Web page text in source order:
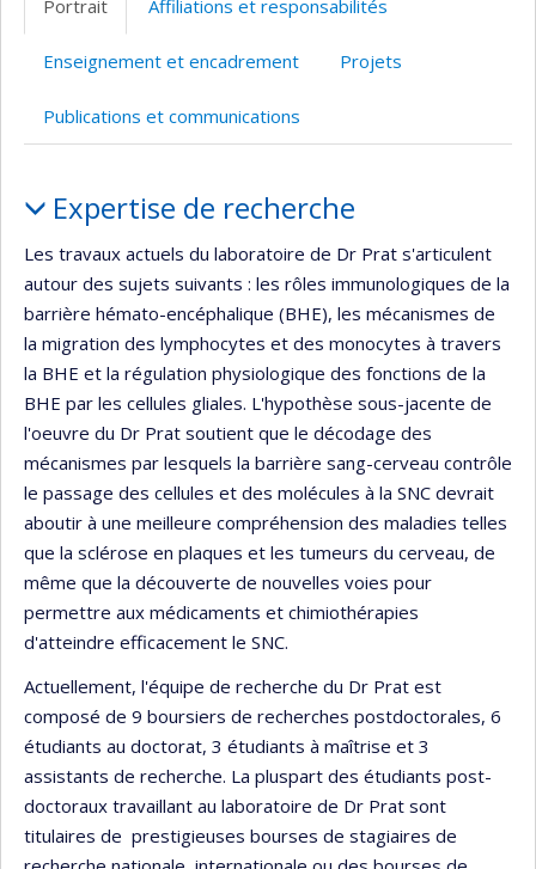
Portrait Affiliations et responsabilités
Enseignement et encadrement Projets
Publications et communications
Expertise de recherche
Les travaux actuels du laboratoire de Dr Prat s'articulent
autour des sujets suivants : les rôles immunologiques de la
barrière hémato-encéphalique (BHE), les mécanismes de
la migration des lymphocytes et des monocytes à travers
la BHE et la régulation physiologique des fonctions de la
BHE par les cellules gliales. L'hypothèse sous-jacente de
l'oeuvre du Dr Prat soutient que le décodage des
mécanismes par lesquels la barrière sang-cerveau contrôle
le passage des cellules et des molécules à la SNC devrait
aboutir à une meilleure compréhension des maladies telles
que la sclérose en plaques et les tumeurs du cerveau, de
même que la découverte de nouvelles voies pour
permettre aux médicaments et chimiothérapies
d'atteindre efficacement le SNC.
Actuellement, l'équipe de recherche du Dr Prat est
composé de 9 boursiers de recherches postdoctorales, 6
étudiants au doctorat, 3 étudiants à maîtrise et 3
assistants de recherche. La pluspart des étudiants post-
doctoraux travaillant au laboratoire de Dr Prat sont
titulaires de prestigieuses bourses de stagiaires de